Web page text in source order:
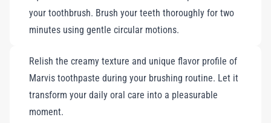
your toothbrush. Brush your teeth thoroughly for two
minutes using gentle circular motions.
Relish the creamy texture and unique flavor profile of
Marvis toothpaste during your brushing routine. Let it
transform your daily oral care into a pleasurable
moment.